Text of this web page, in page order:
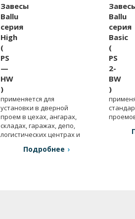
Завесы
Ballu
серия
High
(
PS
—
HW
)
применяется для
установки в дверной
проем в цехах, ангарах,
складах, гаражах, депо,
логистических центрах и
Подробнее
Ballu
серия
Basic
(
PS
2-
BW
)